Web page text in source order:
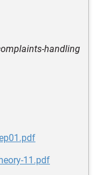
handling
11.pdf